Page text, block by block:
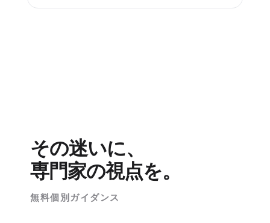
その迷いに、
専門家の視点を。
無料個別ガイダンス